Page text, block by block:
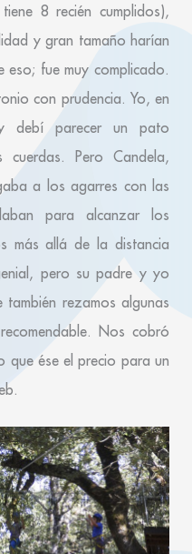
8 recién cumplidos),
y gran tamaño harían
eso; fue muy complicado.
con prudencia. Yo, en
debí parecer un pato
Pero Candela,
a los agarres con las
para alcanzar los
más allá de la distancia
pero su padre y yo
rezamos algunas
Nos cobró
que ése el precio para un